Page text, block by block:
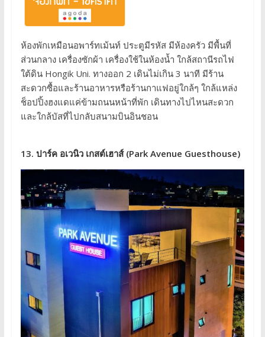
ห้องพักเหมือนอพาร์ทเม้นท์ ประตูมีรหัส มีห้องครัว มีพื้นที่
ส่วนกลาง เครื่องซักผ้า เครื่องใช้ในห้องน้ำ ใกล้สถานีรถไฟ
ใต้ดิน Hongik Uni. ทางออก 2 เดินไม่เกิน 3 นาที มีร้าน
สะดวกซื้อและร้านอาหารหรือร้านกาแฟอยู่ใกล้ๆ ใกล้แหล่ง
ช็อปปิ้งฮงแดแค่ข้ามถนนหน้าที่พัก เดินทางไปไหนสะดวก
และใกล้บัสที่ไปกลับสนามบินอินชอน
13. ปาร์ค อเวนิว เกสต์เฮาส์ (Park Avenue Guesthouse)